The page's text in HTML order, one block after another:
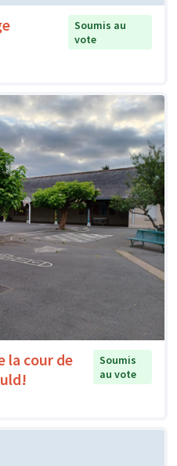
Soumis au
vote
la cour de
Soumis
au vote